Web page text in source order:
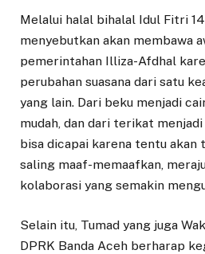
Melalui halal bihalal Idul Fitri
menyebutkan akan membawa
pemerintahan Illiza-Afdhal
perubahan suasana dari satu
yang lain. Dari beku menjadi
mudah, dan dari terikat
bisa dicapai karena tentu akan
saling maaf-memaafkan,
kolaborasi yang semakin
Selain itu, Tumad yang juga
DPRK Banda Aceh berharap